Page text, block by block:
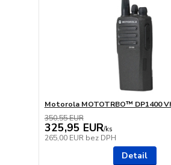
Motorola MOTOTRBO™ DP1400
350,55 EUR
325,95 EUR/ks
265,00 EUR bez DPH
Detail